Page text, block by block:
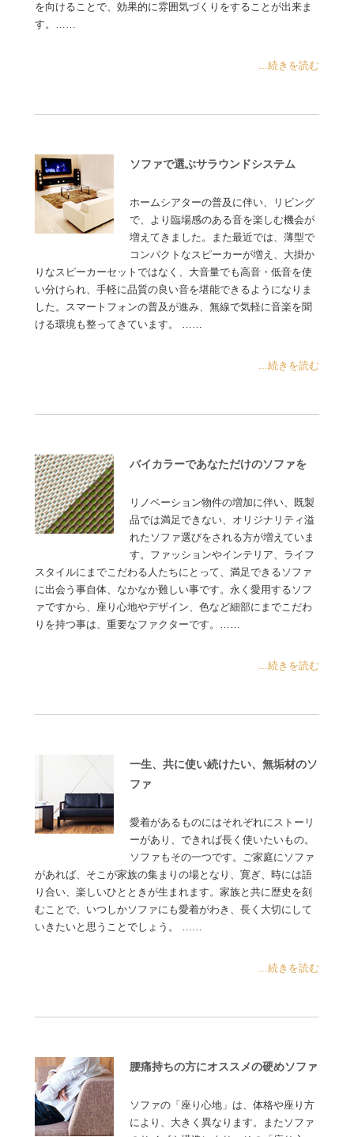
を向けることで、効果的に雰囲気づくりをすることが出来ま
す。……
...続きを読む
ソファで選ぶサラウンドシステム
ホームシアターの普及に伴い、リビング
で、より臨場感のある音を楽しむ機会が
増えてきました。また最近では、薄型で
コンパクトなスピーカーが増え、大掛か
りなスピーカーセットではなく、大音量でも高音・低音を使
い分けられ、手軽に品質の良い音を堪能できるようになりま
した。スマートフォンの普及が進み、無線で気軽に音楽を聞
ける環境も整ってきています。 ……
...続きを読む
バイカラーであなただけのソファを
リノベーション物件の増加に伴い、既製
品では満足できない、オリジナリティ溢
れたソファ選びをされる方が増えていま
す。ファッションやインテリア、ライフ
スタイルにまでこだわる人たちにとって、満足できるソファ
に出会う事自体、なかなか難しい事です。永く愛用するソフ
ァですから、座り心地やデザイン、色など細部にまでこだわ
りを持つ事は、重要なファクターです。……
...続きを読む
一生、共に使い続けたい、無垢材のソ
ファ
愛着があるものにはそれぞれにストーリ
ーがあり、できれば長く使いたいもの。
ソファもその一つです。ご家庭にソファ
があれば、そこが家族の集まりの場となり、寛ぎ、時には語
り合い、楽しいひとときが生まれます。家族と共に歴史を刻
むことで、いつしかソファにも愛着がわき、長く大切にして
いきたいと思うことでしょう。 ……
...続きを読む
腰痛持ちの方にオススメの硬めソファ
ソファの「座り心地」は、体格や座り方
により、大きく異なります。またソファ